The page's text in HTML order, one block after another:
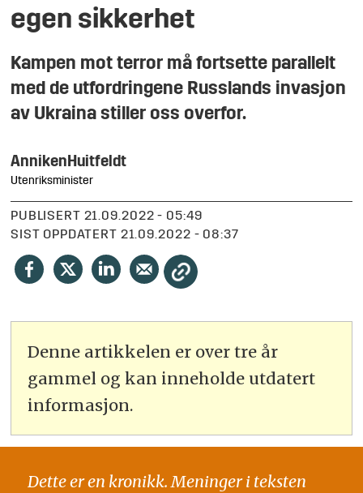
egen sikkerhet
Kampen mot terror må fortsette parallelt
med de utfordringene Russlands invasjon
av Ukraina stiller oss overfor.
AnnikenHuitfeldt
Utenriksminister
PUBLISERT
21.09.2022 - 05:49
SIST OPPDATERT
21.09.2022 - 08:37
Denne artikkelen er over tre år
gammel og kan inneholde utdatert
informasjon.
Dette er en kronikk. Meninger i teksten